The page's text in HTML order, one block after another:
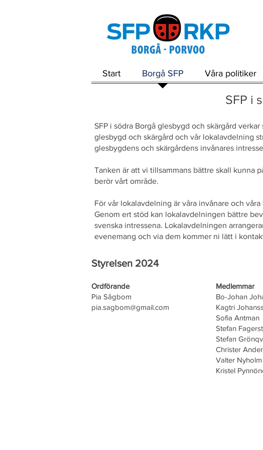
Start Borgå SFP Våra politiker
SFP i
SFP i södra Borgå glesbygd och skärgård
glesbygd och skärgård och vår lokalavdelning
glesbygdens och skärgårdens invånares
Tanken är att vi tillsammans bättre skall kunna
berör vårt område.
För vår lokalavdelning är våra invånare och
Genom ert stöd kan lokalavdelningen bättre
svenska intressena. Lokalavdelningen
evenemang och via dem kommer ni lätt i
Styrelsen 2024
Ordförande
Pia Sågbom
pia.sagbom@gmail.com
Medlemmar
Bo-Johan
Kagtri
Sofia Antman
Stefan
Stefan
Christer
Valter Nyholm
Kristel